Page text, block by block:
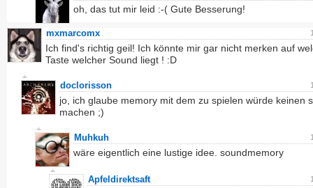
oh, das tut mir leid :-( Gute Besserung!
mxmarcomx
Ich find's richtig geil! Ich könnte mir gar nicht merken auf
Taste welcher Sound liegt ! :D
doclorisson
jo, ich glaube memory mit dem zu spielen würde keinen
machen ;)
Muhkuh
wäre eigentlich eine lustige idee. soundmemory
Apfeldirektsaft